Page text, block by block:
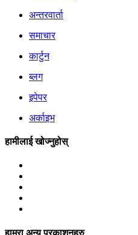
अन्तरवार्ता
समाचार
कार्टुन
ब्लग
इपेपर
अर्काइभ
हामीलाई खोज्नुहोस्
हाम्रा अन्य प्रकाशनहरु